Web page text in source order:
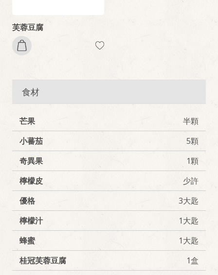
芙蓉豆腐
食材
芒果
半顆
小蕃茄
5顆
奇異果
1顆
檸檬皮
少許
優格
3大匙
檸檬汁
1大匙
蜂蜜
1大匙
桂冠芙蓉豆腐
1盒